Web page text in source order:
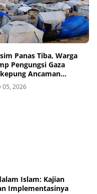
Panas Tiba, Warga
Pengungsi Gaza
Ancaman
05, 2026
Islam: Kajian
Implementasinya